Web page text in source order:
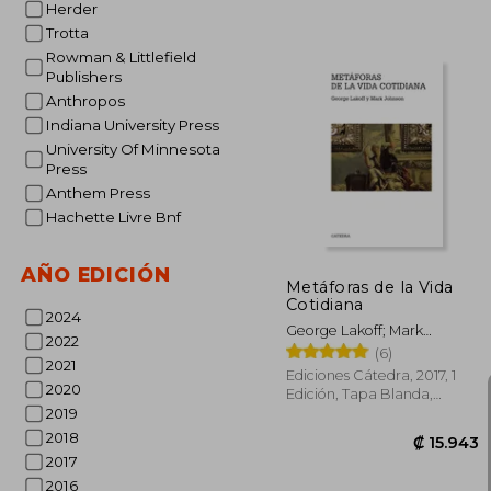
Herder
Trotta
Rowman & Littlefield
Publishers
Anthropos
Indiana University Press
University Of Minnesota
Press
Anthem Press
Hachette Livre Bnf
AÑO EDICIÓN
2024
2022
2021
2020
2019
2018
2017
2016
Metáforas de la Vida
Cotidiana
George Lakoff; Mark
Johnson
(6)
Ediciones Cátedra, 2017, 1
Edición, Tapa Blanda,